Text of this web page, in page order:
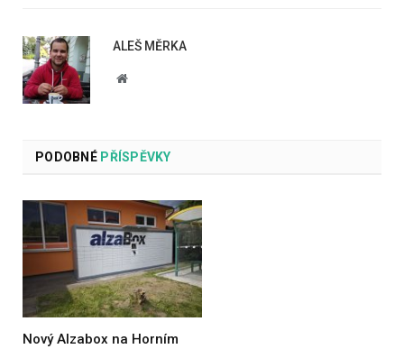
ALEŠ MĚRKA
Website
PODOBNÉPŘÍSPĚVKY
Nový Alzabox na Horním